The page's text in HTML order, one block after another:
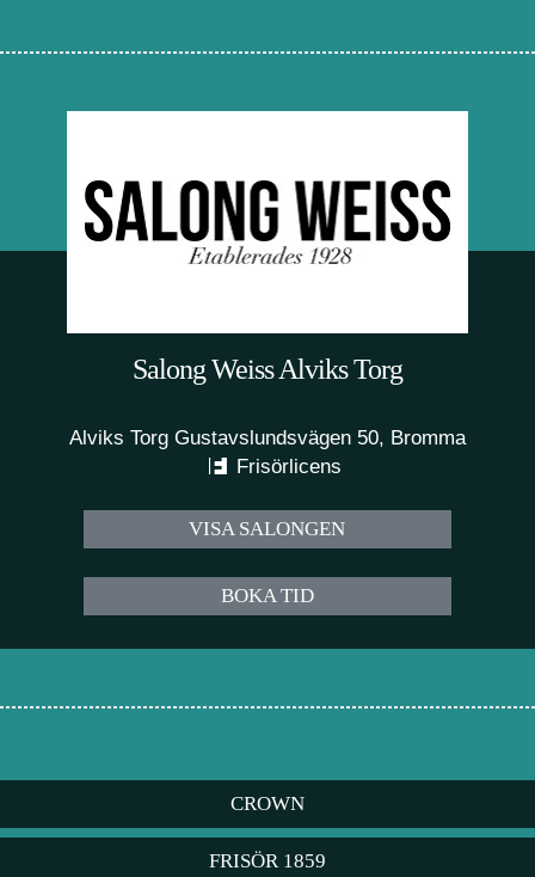
Salong Weiss Alviks Torg
Alviks Torg Gustavslundsvägen 50, Bromma
Frisörlicens
VISA SALONGEN
BOKA TID
CROWN
FRISÖR 1859